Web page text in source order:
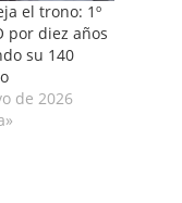
el trono: 1º
por diez años
su 140
de 2026